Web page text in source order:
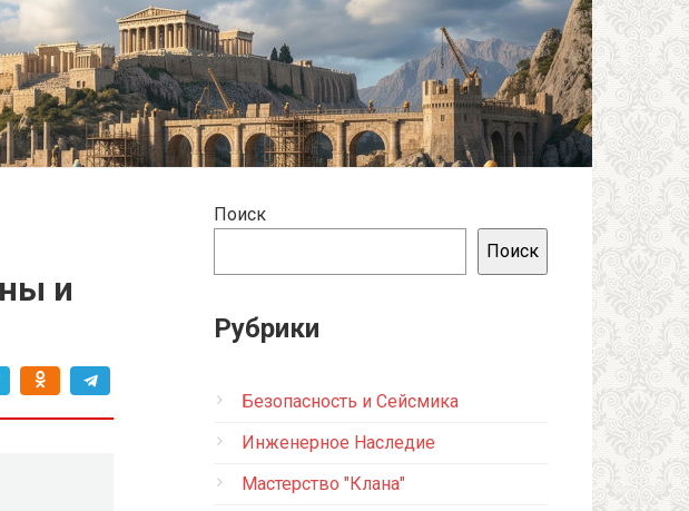
и
Поиск
Поиск
Рубрики
Безопасность и Сейсмика
Инженерное Наследие
Мастерство "Клана"